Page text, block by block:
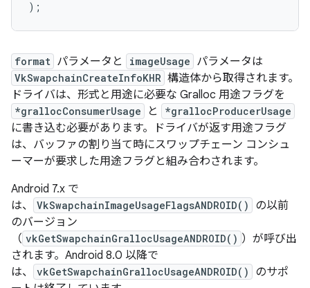
format パラメータと imageUsage パラメータは
VkSwapchainCreateInfoKHR 構造体から取得されます。
ドライバは、形式と用途に必要な Gralloc 用途フラグを
*grallocConsumerUsage と *grallocProducerUsage
に書き込む必要があります。ドライバが返す用途フラグ
は、バッファの割り当て時にスワップチェーン コンシュ
ーマーが要求した用途フラグと組み合わされます。
Android 7.x で
は、
VkSwapchainImageUsageFlagsANDROID()
の以前
のバージョン
（ vkGetSwapchainGrallocUsageANDROID() ）が呼び出
されます。Android 8.0 以降で
は、
vkGetSwapchainGrallocUsageANDROID()
のサポ